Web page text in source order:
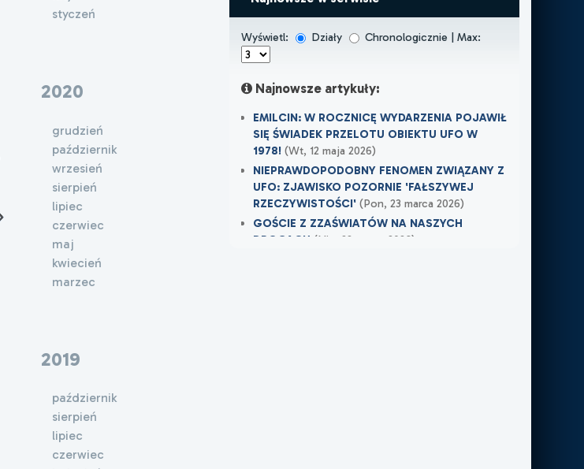
styczeń
2020
grudzień
październik
wrzesień
sierpień
lipiec
czerwiec
maj
kwiecień
marzec
2019
październik
sierpień
lipiec
czerwiec
Wyświetl: Działy Chronologicznie | Max:
Najnowsze artykuły:
EMILCIN: W ROCZNICĘ WYDARZENIA POJAWIŁ
SIĘ ŚWIADEK PRZELOTU OBIEKTU UFO W
1978!(Wt, 12 maja 2026)
NIEPRAWDOPODOBNY FENOMEN ZWIĄZANY Z
UFO: ZJAWISKO POZORNIE 'FAŁSZYWEJ
RZECZYWISTOŚCI'(Pon, 23 marca 2026)
GOŚCIE Z ZZAŚWIATÓW NA NASZYCH
DROGACH (Nie, 22 marca 2026)